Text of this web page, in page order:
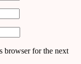
browser for the next